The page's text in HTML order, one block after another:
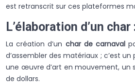
est retranscrit sur ces plateformes
L’élaboration d’un
La création d’un char de carnaval
d’assembler des matériaux ; c’est
une œuvre d’art en mouvement, un
de dollars.